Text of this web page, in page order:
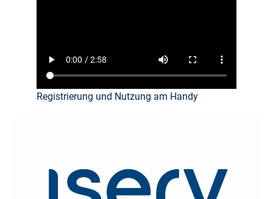
Registrierung und Nutzung am Handy